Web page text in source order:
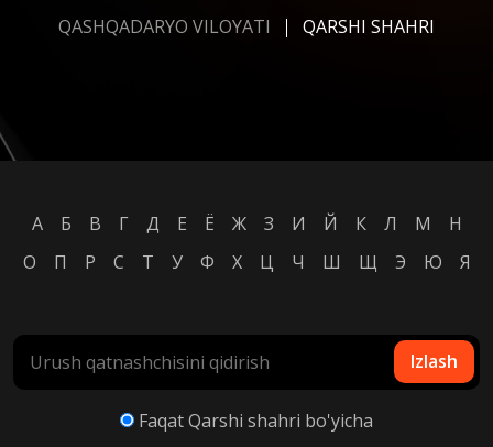
QASHQADARYO VILOYATI QARSHI SHAHRI
А Б В Г Д Е Ё Ж З И Й К Л М
Н
О
П Р С Т У Ф Х Ц Ч Ш Щ Э Ю Я
Faqat Qarshi shahri bo'yicha
Izlash